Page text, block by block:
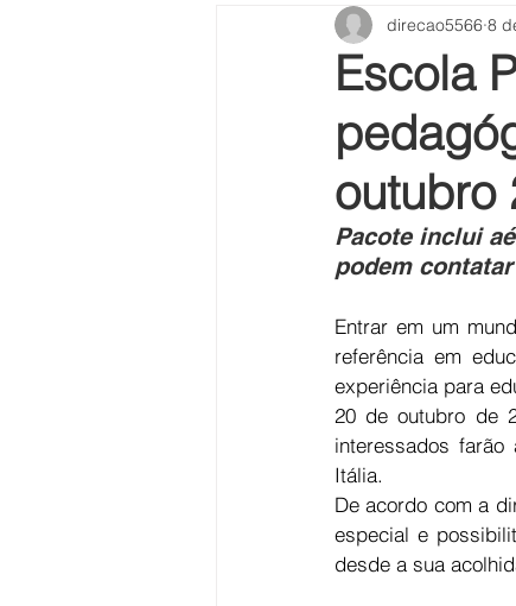
Narrativas da Infância
Escola
outubro
direcao5566 8
Pacote inclui
podem
Entrar em um
referência em
experiência para
20 de outubro de
interessados
Itália.
De acordo com a
especial e
desde a sua